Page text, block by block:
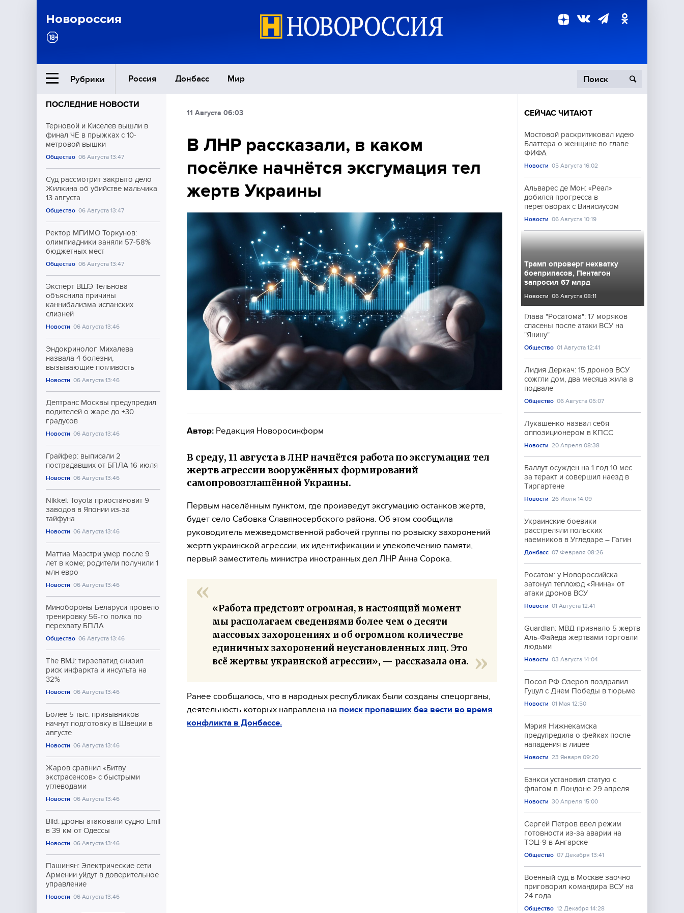
Новороссия
Рубрики Россия Донбасс Мир
Ближний Восток
Общество
Экономика
Происшествия
Культура
Спорт
ПОСЛЕДНИЕ НОВОСТИ
Терновой и Киселёв вышли в
финал ЧЕ в прыжках с 10-
метровой вышки
Общество 06 Августа 13:47
Суд рассмотрит закрыто дело
Жилкина об убийстве мальчика
13 августа
Общество 06 Августа 13:47
Ректор МГИМО Торкунов:
олимпиадники заняли 57-58%
бюджетных мест
Общество 06 Августа 13:47
Эксперт ВШЭ Тельнова
объяснила причины
каннибализма испанских
слизней
Новости 06 Августа 13:46
Эндокринолог Михалева
назвала 4 болезни,
вызывающие потливость
Новости 06 Августа 13:46
Дептранс Москвы предупредил
водителей о жаре до +30
градусов
Новости 06 Августа 13:46
Грайфер: выписали 2
пострадавших от БПЛА 16 июля
Новости 06 Августа 13:46
Nikkei: Toyota приостановит 9
заводов в Японии из-за
тайфуна
Новости 06 Августа 13:46
Маттиа Маэстри умер после 9
лет в коме; родители получили 1
млн евро
Новости 06 Августа 13:46
Минобороны Беларуси провело
тренировку 56-го полка по
перехвату БПЛА
Общество 06 Августа 13:46
The BMJ: тирзепатид снизил
риск инфаркта и инсульта на
32%
Новости 06 Августа 13:46
Более 5 тыс. призывников
начнут подготовку в Швеции в
августе
Новости 06 Августа 13:46
Жаров сравнил «Битву
экстрасенсов» с быстрыми
углеводами
Новости 06 Августа 13:46
Bild: дроны атаковали судно Emil
в 39 км от Одессы
Новости 06 Августа 13:46
Пашинян: Электрические сети
Армении уйдут в доверительное
управление
Новости 06 Августа 13:46
11 Августа 06:03
В ЛНР рассказали, в каком
посёлке начнётся эксгумация тел
жертв Украины
Автор: Редакция Новоросинформ
В среду, 11 августа в ЛНР начнётся работа по эксгумации тел
жертв агрессии вооружённых формирований
самопровозглашённой Украины.
Первым населённым пунктом, где произведут эксгумацию останков жертв,
будет село Сабовка Славяносербского района. Об этом сообщила
руководитель межведомственной рабочей группы по розыску захоронений
жертв украинской агрессии, их идентификации и увековечению памяти,
первый заместитель министра иностранных дел ЛНР Анна Сорока.
«Работа предстоит огромная, в настоящий момент
мы располагаем сведениями более чем о десяти
массовых захоронениях и об огромном количестве
единичных захоронений неустановленных лиц. Это
всё жертвы украинской агрессии», — рассказала она.
Ранее сообщалось, что в народных республиках были созданы спецорганы,
деятельность которых направлена на поиск пропавших без вести во время
конфликта в Донбассе.
СЕЙЧАС ЧИТАЮТ
Мостовой раскритиковал идею
Блаттера о женщине во главе
ФИФА
Новости 05 Августа 16:02
Альварес де Мон: «Реал»
добился прогресса в
переговорах с Винисиусом
Новости 06 Августа 10:19
Трамп опроверг нехватку
боеприпасов, Пентагон
запросил 67 млрд
Новости 06 Августа 08:11
Глава "Росатома": 17 моряков
спасены после атаки ВСУ на
"Янину"
Общество 01 Августа 12:41
Лидия Деркач: 15 дронов ВСУ
сожгли дом, два месяца жила в
подвале
Общество 06 Августа 05:07
Лукашенко назвал себя
оппозиционером в КПСС
Новости 20 Апреля 08:38
Баллут осужден на 1 год 10 мес
за теракт и совершил наезд в
Тиргартене
Новости 26 Июля 14:09
Украинские боевики
расстреляли польских
наемников в Угледаре – Гагин
Донбасс 07 Февраля 08:26
Росатом: у Новороссийска
затонул теплоход «Янина» от
атаки дронов ВСУ
Новости 01 Августа 12:41
Guardian: МВД признало 5 жертв
Аль-Файеда жертвами торговли
людьми
Новости 03 Августа 14:04
Посол РФ Озеров поздравил
Гуцул с Днем Победы в тюрьме
Новости 01 Мая 12:50
Мэрия Нижнекамска
предупредила о фейках после
нападения в лицее
Новости 23 Января 09:20
Бэнкси установил статую с
флагом в Лондоне 29 апреля
Новости 30 Апреля 15:00
Сергей Петров ввел режим
готовности из-за аварии на
ТЭЦ-9 в Ангарске
Общество 07 Декабря 13:41
Военный суд в Москве заочно
приговорил командира ВСУ на
24 года
Общество 12 Декабря 14:28